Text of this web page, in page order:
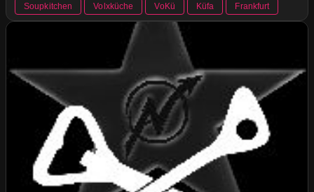
Soupkitchen Volxküche VoKü Küfa Frankfurt